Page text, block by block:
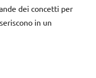
dei concetti per
in un